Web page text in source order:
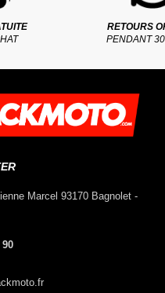
RETOURS
PENDANT
Marcel 93170 Bagnolet -
90